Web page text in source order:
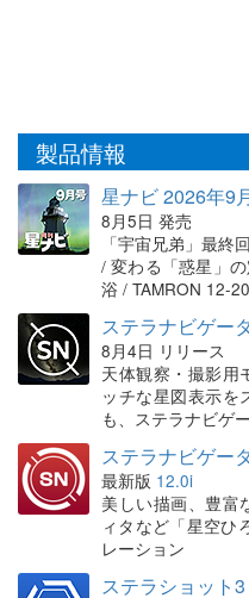
製品情報
星ナビ 2026年9
8月5日 発売
「宇宙兄弟」最終
/ 変わる「惑星」
浴 / TAMRON 12-
ステラナビゲー
8月4日 リリース
天体観察・撮影用
ッチな星図表示を
も、ステラナビゲー
ステラナビゲー
最新版 12.0i
美しい描画、豊富
ィタなど「星空ひ
レーション
ステラショット3